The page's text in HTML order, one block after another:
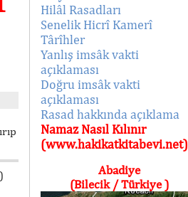
Hilâl Rasadları
Senelik Hicrî Kamerî
Târîhler
Yanlış imsâk vakti
açıklaması
Doğru imsâk vakti
açıklaması
Rasad hakkında açıklama
Namaz Nasıl Kılınır
(www.hakikatkitabevi.net)
Abadiye
(Bilecik / Türkiye )